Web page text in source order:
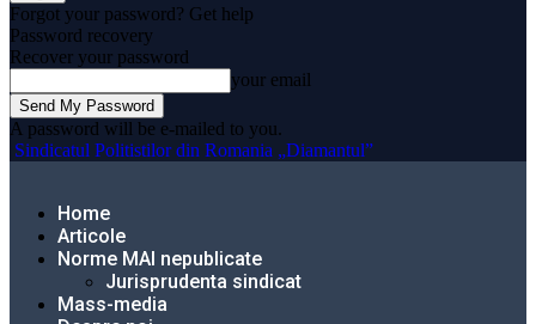
Forgot your password? Get help
Password recovery
Recover your password
your email
A password will be e-mailed to you.
Sindicatul Politistilor din Romania „Diamantul”
Home
Articole
Norme MAI nepublicate
Jurisprudenta sindicat
Mass-media